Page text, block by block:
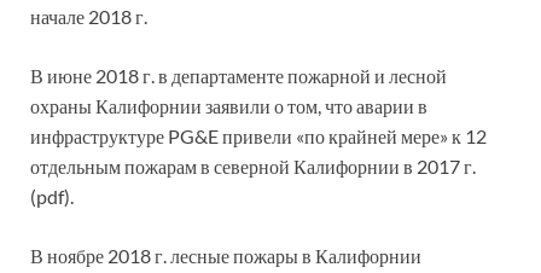
начале 2018 г.
В июне 2018 г. в департаменте пожарной и лесной
охраны Калифорнии заявили о том, что аварии в
инфраструктуре PG&E привели «по крайней мере» к 12
отдельным пожарам в северной Калифорнии в 2017 г.
(pdf).
В ноябре 2018 г. лесные пожары в Калифорнии